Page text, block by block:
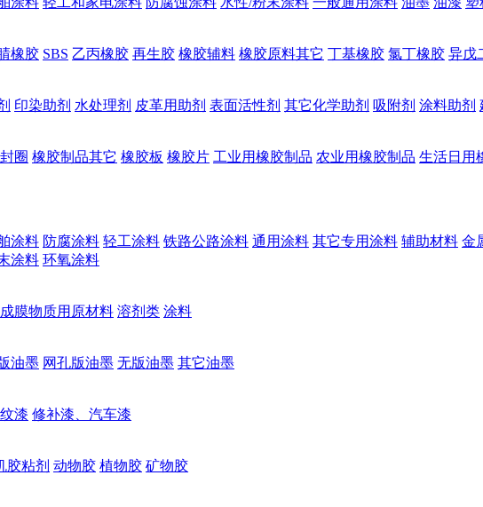
橡胶 SBS 乙丙橡胶 再生胶 橡胶辅料 橡胶原料其它 丁基橡胶 氯丁橡胶 异戊
印染助剂 水处理剂 皮革用助剂 表面活性剂 其它化学助剂 吸附剂 涂料助剂
圈 橡胶制品其它 橡胶板 橡胶片 工业用橡胶制品 农业用橡胶制品 生活日用
涂料 防腐涂料 轻工涂料 铁路公路涂料 通用涂料 其它专用涂料 辅助材料 金
涂料 环氧涂料
成膜物质用原材料 溶剂类 涂料
油墨 网孔版油墨 无版油墨 其它油墨
漆 修补漆、汽车漆
胶粘剂 动物胶 植物胶 矿物胶